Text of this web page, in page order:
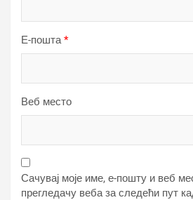
Е-пошта*
Веб место
Сачувај моје име, е-пошту и веб
прегледачу веба за следећи пут